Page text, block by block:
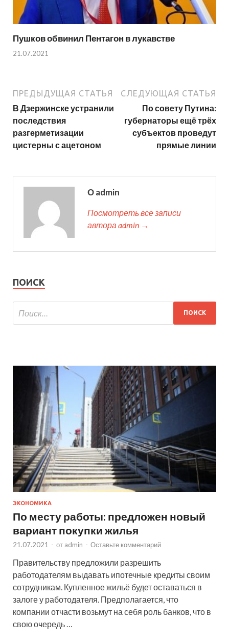
Пушков обвинил Пентагон в лукавстве
21.07.2021
ПРЕДЫДУЩАЯ СТАТЬЯ
В Дзержинске устранили
последствия
разгерметизации
цистерны с ацетоном
СЛЕДУЮЩАЯ СТАТЬЯ
По совету Путина:
губернаторы ещё трёх
субъектов проведут
прямые линии
О admin
Посмотреть все записи
автора admin →
ПОИСК
ЭКОНОМИКА
По месту работы: предложен новый
вариант покупки жилья
21.07.2021 - от admin - Оставьте комментарий
Правительству предложили разрешить
работодателям выдавать ипотечные кредиты своим
сотрудникам. Купленное жильё будет оставаться в
залоге у работодателя. Предполагается, что
компании отчасти возьмут на себя роль банков, что в
свою очередь …